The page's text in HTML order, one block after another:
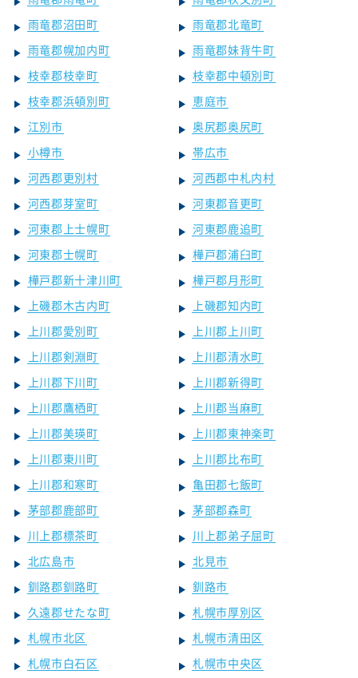
雨竜郡沼田町
雨竜郡北竜町
雨竜郡幌加内町
雨竜郡妹背牛町
枝幸郡枝幸町
枝幸郡中頓別町
枝幸郡浜頓別町
恵庭市
江別市
奥尻郡奥尻町
小樽市
帯広市
河西郡更別村
河西郡中札内村
河西郡芽室町
河東郡音更町
河東郡上士幌町
河東郡鹿追町
河東郡士幌町
樺戸郡浦臼町
樺戸郡新十津川町
樺戸郡月形町
上磯郡木古内町
上磯郡知内町
上川郡愛別町
上川郡上川町
上川郡剣淵町
上川郡清水町
上川郡下川町
上川郡新得町
上川郡鷹栖町
上川郡当麻町
上川郡美瑛町
上川郡東神楽町
上川郡東川町
上川郡比布町
上川郡和寒町
亀田郡七飯町
茅部郡鹿部町
茅部郡森町
川上郡標茶町
川上郡弟子屈町
北広島市
北見市
釧路郡釧路町
釧路市
久遠郡せたな町
札幌市厚別区
札幌市北区
札幌市清田区
札幌市白石区
札幌市中央区